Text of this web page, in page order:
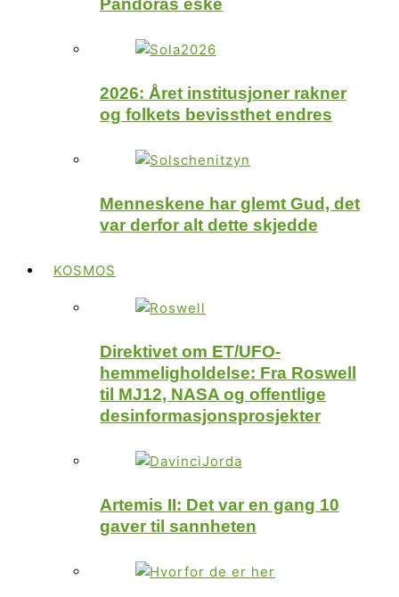
Pandoras eske
2026: Året institusjoner rakner
og folkets bevissthet endres
Menneskene har glemt Gud, det
var derfor alt dette skjedde
KOSMOS
Direktivet om ET/UFO-
hemmeligholdelse: Fra Roswell
til MJ12, NASA og offentlige
desinformasjonsprosjekter
Artemis II: Det var en gang 10
gaver til sannheten